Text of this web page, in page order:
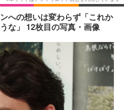
その他
への想いは変わらず「これか
な」 12枚目の写真・画像